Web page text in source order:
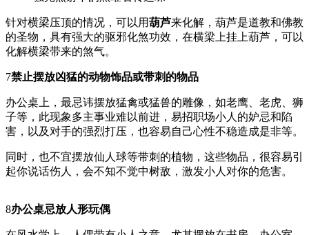
针对横梁压顶的情况，可以用葫芦来化解，葫芦是道教和佛教
的圣物，具有强大的驱邪化煞功效，在横梁上挂上葫芦，可以
化解横梁带来的煞气。
7禁止摆放凶猛的动物饰品或带刺的物品
办公桌上，最忌讳摆放猛禽或猛兽的雕像，如老鹰、老虎、狮
子等，此现象多主事业难以前进，易招职场小人的妒忌和陷
害，以及对手的强烈打压，也容易自己心性不稳造成是非等。
同时，也不宜摆放仙人球等带刺的植物，这些物品，很容易引
起你说话伤人，会不知不觉中树敌，激发小人对你的危害。
8办公桌忌放人形玩偶